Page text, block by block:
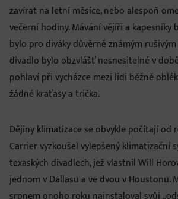
zavírat na letní měsíce, nebo alespoň
večerní hodiny. Mávání vějíři a kapesníky
bylo pro diváky důvěrně známým
divadlo bylo obzvlášť nesnesitelné v
pohlaví při vycházce mezi lidi běžně
žádné kraťasy a trička.
Dějiny klimatizace se obvykle počítají od
Carrier vyzkoušel vylepšený klimatizační
texaských divadlech, jež vlastnil Will
jednom v Dallasu a ve dvou v Houstonu.